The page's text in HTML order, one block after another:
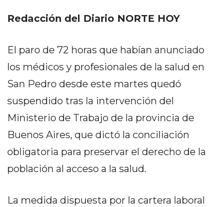
CHANGUITO.COM.AR Y
TIENDAS ONLINE CON
PEDIDOS POR WHATSAPP
CHANGUITO.COM.AR VS
OTRAS PLATAFORMAS DE
VENTA POR WHATSAPP
Redacción del Diario NORTE HOY
El paro de 72 horas que habían anunciado
los médicos y profesionales de la salud en
San Pedro desde este martes quedó
suspendido tras la intervención del
Ministerio de Trabajo de la provincia de
Buenos Aires, que dictó la conciliación
obligatoria para preservar el derecho de la
población al acceso a la salud.
La medida dispuesta por la cartera laboral